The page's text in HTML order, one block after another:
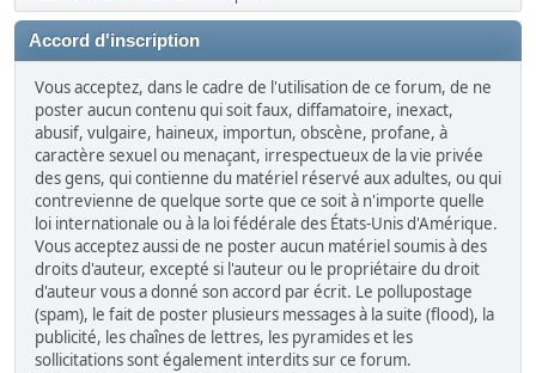
Accord d'inscription
Vous acceptez, dans le cadre de l'utilisation de ce forum, de ne
poster aucun contenu qui soit faux, diffamatoire, inexact,
abusif, vulgaire, haineux, importun, obscène, profane, à
caractère sexuel ou menaçant, irrespectueux de la vie privée
des gens, qui contienne du matériel réservé aux adultes, ou qui
contrevienne de quelque sorte que ce soit à n'importe quelle
loi internationale ou à la loi fédérale des États-Unis d'Amérique.
Vous acceptez aussi de ne poster aucun matériel soumis à des
droits d'auteur, excepté si l'auteur ou le propriétaire du droit
d'auteur vous a donné son accord par écrit. Le pollupostage
(spam), le fait de poster plusieurs messages à la suite (flood), la
publicité, les chaînes de lettres, les pyramides et les
sollicitations sont également interdits sur ce forum.